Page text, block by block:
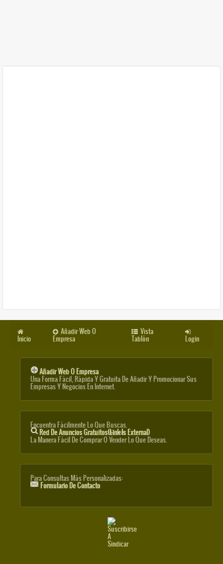
Inicio
Añadir Web O
Empresa
Vista
Tablón Login
Añadir Web O Empresa
Una Forma Fácil, Rápida Y Gratuita De Añadir Y Promocionar Sus
Empresas Y Negocios En Internet.
Encuentra Fácilmente Lo Que Buscas.
Red De Anuncios Gratuitos(link Is External)
La Manera Fácil De Comprar O Vender Lo Que Deseas.
Para Consultas Más Personalizadas:
Formulario De Contacto